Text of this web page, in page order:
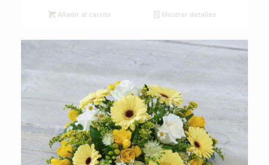
Añadir al carrito Mostrar detalles